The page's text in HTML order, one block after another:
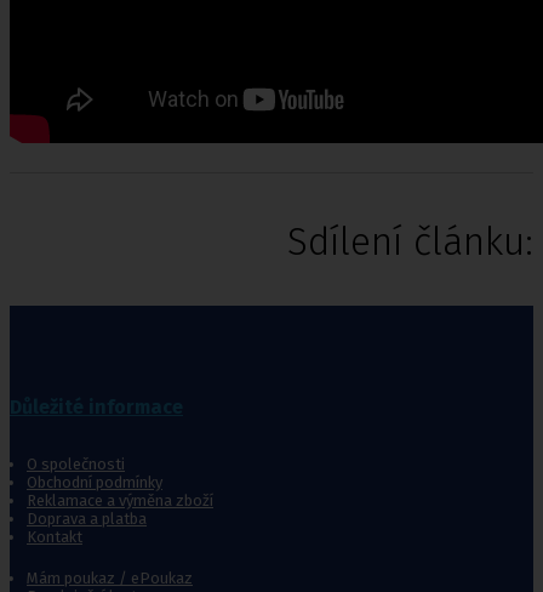
Sdílení článku:
O společnosti
Obchodní podmínky
Reklamace a výměna zboží
Doprava a platba
Kontakt
Mám poukaz / ePoukaz